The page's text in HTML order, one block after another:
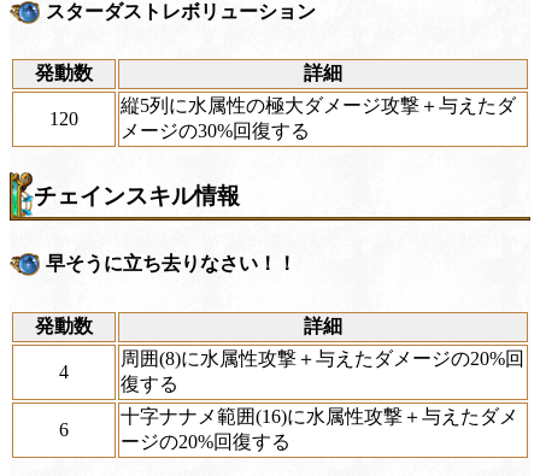
スターダストレボリューション
発動数 詳細
120
縦5列に水属性の極大ダメージ攻撃＋与えたダ
メージの30%回復する
チェインスキル情報
早そうに立ち去りなさい！！
発動数 詳細
4
周囲(8)に水属性攻撃＋与えたダメージの20%回
復する
6
十字ナナメ範囲(16)に水属性攻撃＋与えたダメ
ージの20%回復する